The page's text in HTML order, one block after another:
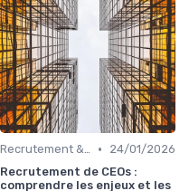
Recrutement & succession du dirigeant •
24/01/2026
Recrutement de CEOs :
comprendre les enjeux et les